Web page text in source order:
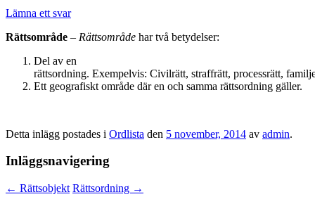
Lämna ett svar
Rättsområde – Rättsområde har två betydelser:
Del av en
rättsordning. Exempelvis: Civilrätt, straffrätt, processrätt,
Ett geografiskt område där en och samma rättsordning gäller.
Detta inlägg postades i Ordlista den 5 november, 2014 av admin.
Inläggsnavigering
← Rättsobjekt Rättsordning →